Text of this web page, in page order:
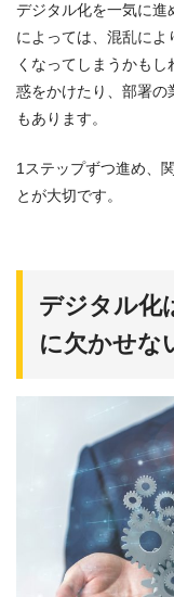
デジタル化を一気に進
によっては、混乱によ
くなってしまうかも
惑をかけたり、部署の
もあります。
1ステップずつ進め、
とが大切です。
デジタル化
に欠かせな